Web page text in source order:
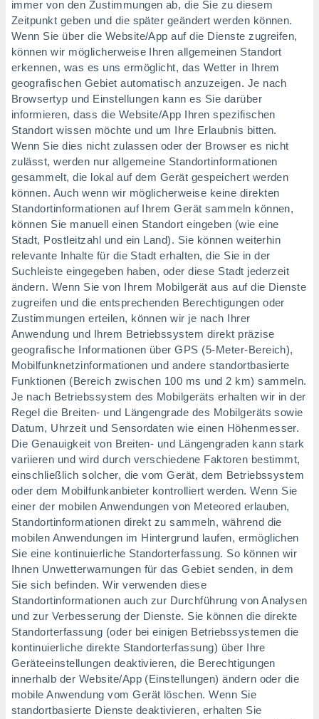
der
zur
Inhalten.
und
durch
Inhalte,
und der
von
von
1199
immer von den Zustimmungen ab, die Sie zu diesem
Zeitpunkt geben und die später geändert werden können.
Wenn Sie über die Website/App auf die Dienste zugreifen,
können wir möglicherweise Ihren allgemeinen Standort
erkennen, was es uns ermöglicht, das Wetter in Ihrem
geografischen Gebiet automatisch anzuzeigen. Je nach
Browsertyp und Einstellungen kann es Sie darüber
informieren, dass die Website/App Ihren spezifischen
Standort wissen möchte und um Ihre Erlaubnis bitten.
Wenn Sie dies nicht zulassen oder der Browser es nicht
zulässt, werden nur allgemeine Standortinformationen
gesammelt, die lokal auf dem Gerät gespeichert werden
können. Auch wenn wir möglicherweise keine direkten
Standortinformationen auf Ihrem Gerät sammeln können,
können Sie manuell einen Standort eingeben (wie eine
Stadt, Postleitzahl und ein Land). Sie können weiterhin
relevante Inhalte für die Stadt erhalten, die Sie in der
Suchleiste eingegeben haben, oder diese Stadt jederzeit
ändern. Wenn Sie von Ihrem Mobilgerät aus auf die Dienste
zugreifen und die entsprechenden Berechtigungen oder
Zustimmungen erteilen, können wir je nach Ihrer
Anwendung und Ihrem Betriebssystem direkt präzise
geografische Informationen über GPS (5-Meter-Bereich),
Mobilfunknetzinformationen und andere standortbasierte
Funktionen (Bereich zwischen 100 ms und 2 km) sammeln.
Je nach Betriebssystem des Mobilgeräts erhalten wir in der
Regel die Breiten- und Längengrade des Mobilgeräts sowie
Datum, Uhrzeit und Sensordaten wie einen Höhenmesser.
Die Genauigkeit von Breiten- und Längengraden kann stark
variieren und wird durch verschiedene Faktoren bestimmt,
einschließlich solcher, die vom Gerät, dem Betriebssystem
oder dem Mobilfunkanbieter kontrolliert werden. Wenn Sie
einer der mobilen Anwendungen von Meteored erlauben,
Standortinformationen direkt zu sammeln, während die
mobilen Anwendungen im Hintergrund laufen, ermöglichen
Sie eine kontinuierliche Standorterfassung. So können wir
Ihnen Unwetterwarnungen für das Gebiet senden, in dem
Sie sich befinden. Wir verwenden diese
Standortinformationen auch zur Durchführung von Analysen
und zur Verbesserung der Dienste. Sie können die direkte
Standorterfassung (oder bei einigen Betriebssystemen die
kontinuierliche direkte Standorterfassung) über Ihre
Geräteeinstellungen deaktivieren, die Berechtigungen
innerhalb der Website/App (Einstellungen) ändern oder die
mobile Anwendung vom Gerät löschen. Wenn Sie
standortbasierte Dienste deaktivieren, erhalten Sie